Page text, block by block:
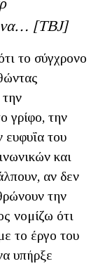
[ΤΒJ]
το σύγχρονο
γρίφο, την
ευφυΐα του
και
αν δεν
την
νομίζω ότι
το έργο του
υπήρξε